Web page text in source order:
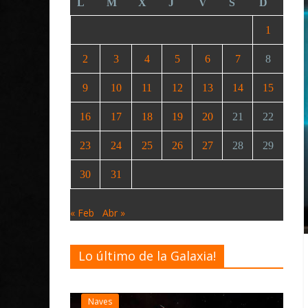
L M X J V S D
1
2 3 4 5 6 7 8
9 10 11 12 13 14 15
16 17 18 19 20 21 22
23 24 25 26 27 28 29
30 31
« Feb Abr »
Lo último de la Galaxia!
Desarrollo
Elite